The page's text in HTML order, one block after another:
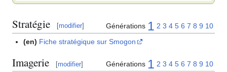
Stratégie [modifier] Générations 1 2 3 4 5 6 7 8 9 10
(en) Fiche stratégique sur Smogon
Imagerie [modifier] Générations 1 2 3 4 5 6 7 8 9 10